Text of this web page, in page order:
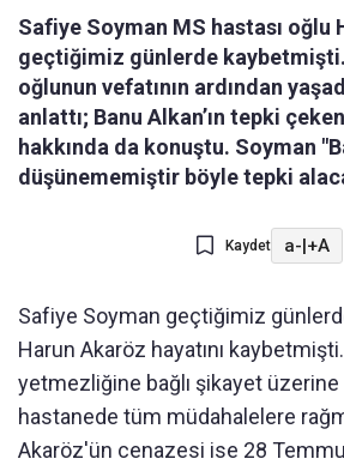
Safiye Soyman MS hastası oğlu
geçtiğimiz günlerde kaybetmişti.
oğlunun vefatının ardından
anlattı; Banu Alkan’ın tepki
hakkında da konuştu. Soyman
düşünememiştir böyle tepki
Kaydet a-|+A
Safiye Soyman geçtiğimiz
Harun Akaröz hayatını
yetmezliğine bağlı şikayet
hastanede tüm müdahalelere
Akaröz'ün cenazesi ise 28